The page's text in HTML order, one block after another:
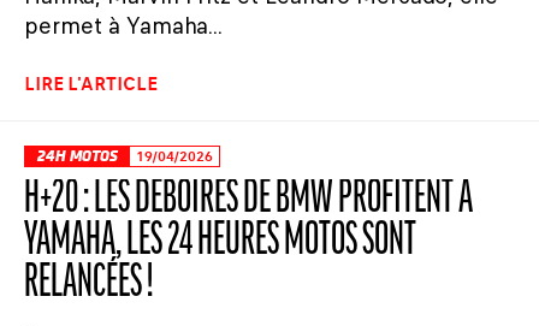
permet à Yamaha...
LIRE L'ARTICLE
24H MOTOS 19/04/2026
H+20 : LES DÉBOIRES DE BMW PROFITENT À
YAMAHA, LES 24 HEURES MOTOS SONT
RELANCÉES !